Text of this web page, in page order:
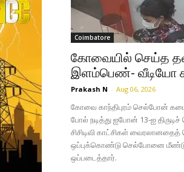
Coimbatore
கோவையில் செய்த
இளம்பெண்- வீடியோ
Prakash N - Aug 06, 2026
கோவை காந்திபுரம் செல்போன்
போல் நடித்து ஐபோன் 13-ஐ
சிசிடிவி காட்சிகள்
ஒப்புக்கொண்டு செல்போனை
ஒப்படைத்தார்.